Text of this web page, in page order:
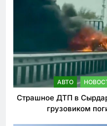
АВТО
Страшное ДТП в
грузовиком